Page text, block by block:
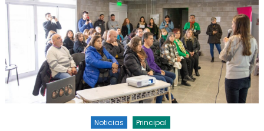
Noticias Principal